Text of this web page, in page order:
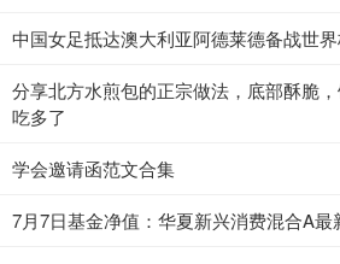
中国女足抵达澳大利亚阿德莱德备战世
分享北方水煎包的正宗做法，底部酥脆
吃多了
学会邀请函范文合集
7月7日基金净值：华夏新兴消费混合A最